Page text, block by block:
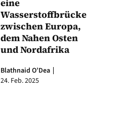
eine
Wasserstoffbrücke
zwischen Europa,
dem Nahen Osten
und Nordafrika
Blathnaid O’Dea
24. Feb. 2025